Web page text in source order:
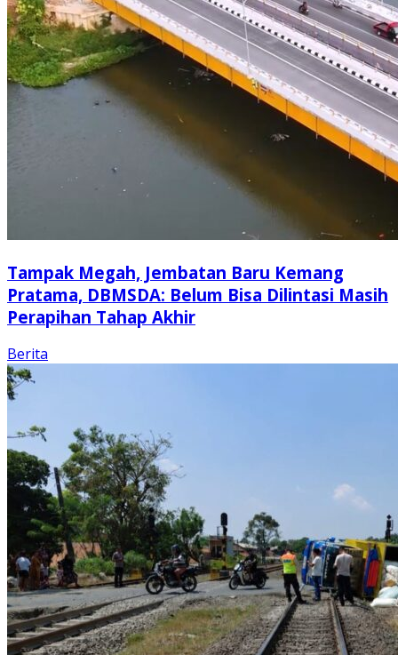
Tampak Megah, Jembatan Baru Kemang
Pratama, DBMSDA: Belum Bisa Dilintasi Masih
Perapihan Tahap Akhir
Berita